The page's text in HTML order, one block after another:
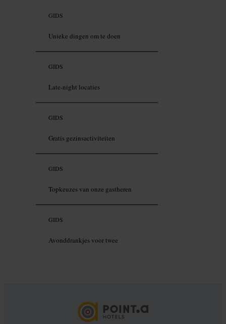
GIDS
Unieke dingen om te doen
GIDS
Late-night locaties
GIDS
Gratis gezinsactiviteiten
GIDS
Topkeuzes van onze gastheren
GIDS
Avonddrankjes voor twee